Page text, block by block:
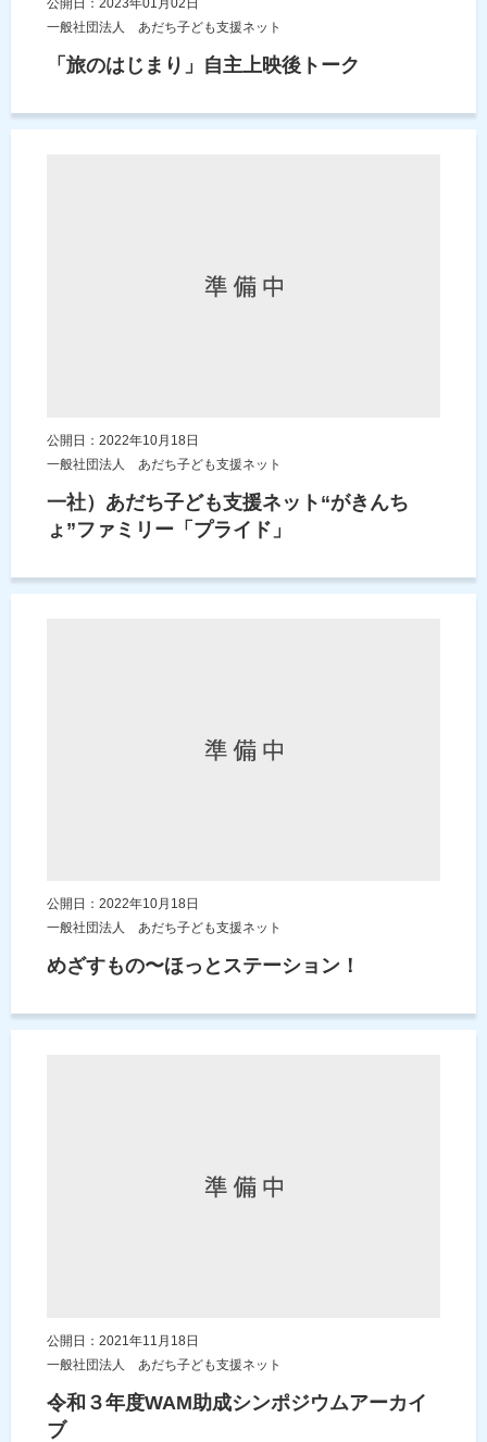
公開日：2023年01月02日
一般社団法人 あだち子ども支援ネット
「旅のはじまり」自主上映後トーク
公開日：2022年10月18日
一般社団法人 あだち子ども支援ネット
一社）あだち子ども支援ネット“がきんち
ょ”ファミリー「プライド」
公開日：2022年10月18日
一般社団法人 あだち子ども支援ネット
めざすもの〜ほっとステーション！
公開日：2021年11月18日
一般社団法人 あだち子ども支援ネット
令和３年度WAM助成シンポジウムアーカイ
ブ